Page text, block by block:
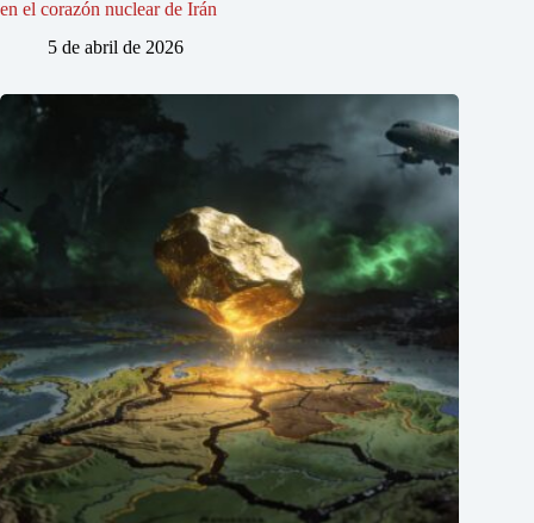
en el corazón nuclear de Irán
5 de abril de 2026